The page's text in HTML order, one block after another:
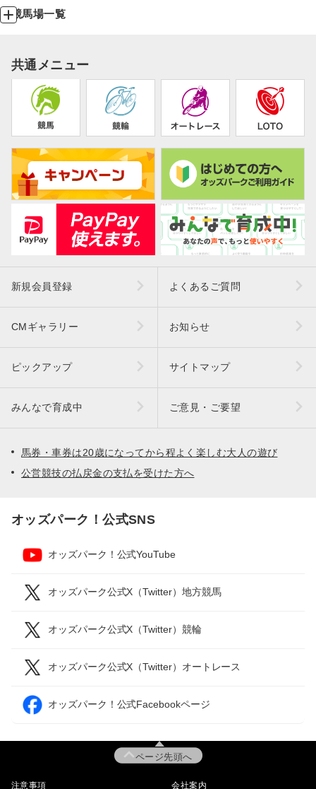
競馬場一覧
共通メニュー
新規会員登録 よくあるご質問
CMギャラリー お知らせ
ピックアップ サイトマップ
みんなで育成中 ご意見・ご要望
馬券・車券は20歳になってから程よく楽しむ大人の遊び
公営競技の払戻金の支払を受けた方へ
オッズパーク！公式SNS
オッズパーク！公式YouTube
オッズパーク公式X（Twitter）地方競馬
オッズパーク公式X（Twitter）競輪
オッズパーク公式X（Twitter）オートレース
オッズパーク！公式Facebookページ
ページ先頭へ
注意事項 会社案内